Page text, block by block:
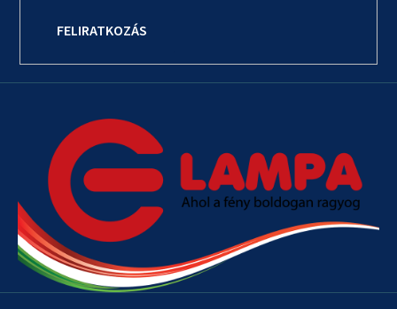
FELIRATKOZÁS